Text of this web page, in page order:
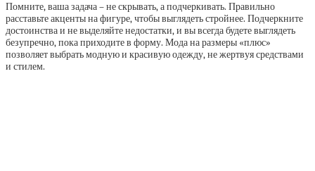
Помните, ваша задача – не скрывать, а подчеркивать. Правильно
расставьте акценты на фигуре, чтобы выглядеть стройнее. Подчеркните
достоинства и не выделяйте недостатки, и вы всегда будете выглядеть
безупречно, пока приходите в форму. Мода на размеры «плюс»
позволяет выбрать модную и красивую одежду, не жертвуя средствами
и стилем.